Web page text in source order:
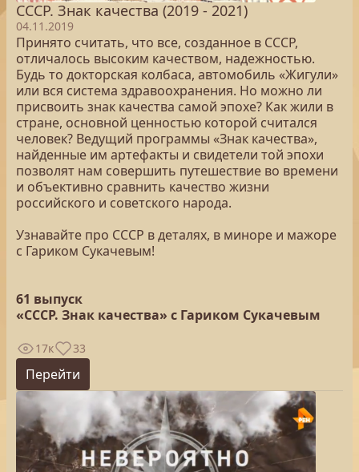
СССР. Знак качества (2019 - 2021)
04.11.2019
Принято считать, что все, созданное в СССР,
отличалось высоким качеством, надежностью.
Будь то докторская колбаса, автомобиль «Жигули»
или вся система здравоохранения. Но можно ли
присвоить знак качества самой эпохе? Как жили в
стране, основной ценностью которой считался
человек? Ведущий программы «Знак качества»,
найденные им артефакты и свидетели той эпохи
позволят нам совершить путешествие во времени
и объективно сравнить качество жизни
российского и советского народа.
Узнавайте про СССР в деталях, в миноре и мажоре
с Гариком Сукачевым!
61 выпуск
«СССР. Знак качества» с Гариком Сукачевым
17к 33
Перейти